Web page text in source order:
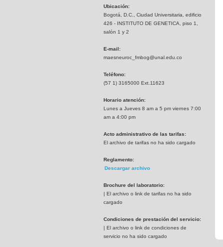
Ubicación:
Bogotá, D.C., Ciudad Universitaria, edificio
426 - INSTITUTO DE GENETICA, piso 1,
salón 1 y 2
E-mail:
maesneuroc_fmbog@unal.edu.co
Teléfono:
(57 1) 3165000 Ext.11623
Horario atención:
Lunes a Jueves 8 am a 5 pm viernes 7:00
am a 4:00 pm
Acto administrativo de las tarifas:
El archivo de tarifas no ha sido cargado
Reglamento:
Descargar archivo
Brochure del laboratorio:
| El archivo o link de tarifas no ha sido
cargado
Condiciones de prestación del servicio:
| El archivo o link de condiciones de
servicio no ha sido cargado